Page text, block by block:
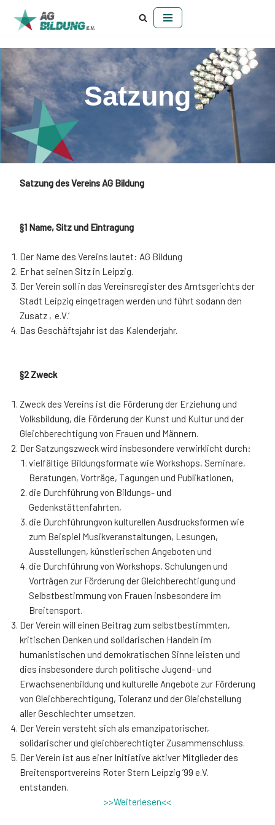
Zum
Inhalt
springen
Satzung
Satzung des Vereins AG Bildung
§1 Name, Sitz und Eintragung
Der Name des Vereins lautet: AG Bildung
Er hat seinen Sitz in Leipzig.
Der Verein soll in das Vereinsregister des Amtsgerichts der
Stadt Leipzig eingetragen werden und führt sodann den
Zusatz ‚e.V.‘
Das Geschäftsjahr ist das Kalenderjahr.
§2 Zweck
Zweck des Vereins ist die Förderung der Erziehung und
Volksbildung, die Förderung der Kunst und Kultur und der
Gleichberechtigung von Frauen und Männern.
Der Satzungszweck wird insbesondere verwirklicht durch:
vielfältige Bildungsformate wie Workshops, Seminare,
Beratungen, Vorträge, Tagungen und Publikationen,
die Durchführung von Bildungs- und
Gedenkstättenfahrten,
die Durchführungvon kulturellen Ausdrucksformen wie
zum Beispiel Musikveranstaltungen, Lesungen,
Ausstellungen, künstlerischen Angeboten und
die Durchführung von Workshops, Schulungen und
Vorträgen zur Förderung der Gleichberechtigung und
Selbstbestimmung von Frauen insbesondere im
Breitensport.
Der Verein will einen Beitrag zum selbstbestimmten,
kritischen Denken und solidarischen Handeln im
humanistischen und demokratischen Sinne leisten und
dies insbesondere durch politische Jugend- und
Erwachsenenbildung und kulturelle Angebote zur Förderung
von Gleichberechtigung, Toleranz und der Gleichstellung
aller Geschlechter umsetzen.
Der Verein versteht sich als emanzipatorischer,
solidarischer und gleichberechtigter Zusammenschluss.
Der Verein ist aus einer Initiative aktiver Mitglieder des
Breitensportvereins Roter Stern Leipzig ’99 e.V.
entstanden.
>>Weiterlesen<<